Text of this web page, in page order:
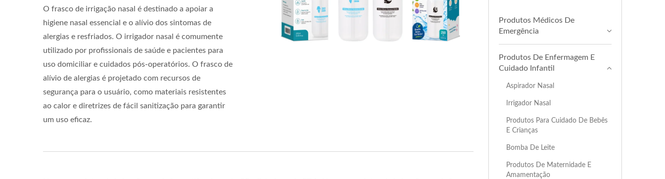
O frasco de irrigação nasal é destinado a apoiar a
higiene nasal essencial e o alívio dos sintomas de
alergias e resfriados. O irrigador nasal é comumente
utilizado por profissionais de saúde e pacientes para
uso domiciliar e cuidados pós-operatórios. O frasco de
alívio de alergias é projetado com recursos de
segurança para o usuário, como materiais resistentes
ao calor e diretrizes de fácil sanitização para garantir
um uso eficaz.
Produtos Médicos De
Emergência
Produtos De Enfermagem E
Cuidado Infantil
Aspirador Nasal
Irrigador Nasal
Produtos Para Cuidado De Bebês
E Crianças
Bomba De Leite
Produtos De Maternidade E
Amamentação